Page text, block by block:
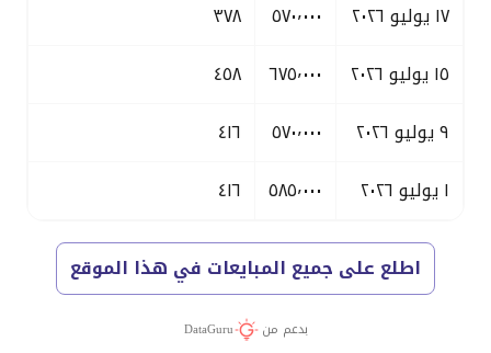
١٧ يوليو ٢٠٢٦ ٥٧٠٬٠٠٠
٣٧٨
١٥ يوليو ٢٠٢٦
٦٧٥٬٠٠٠
٤٥٨
٩ يوليو ٢٠٢٦
٥٧٠٬٠٠٠
٤١٦
١ يوليو ٢٠٢٦
٥٨٥٬٠٠٠ ٤١٦
اطلع على جميع المبايعات في هذا الموقع
بدعم من DataGuru